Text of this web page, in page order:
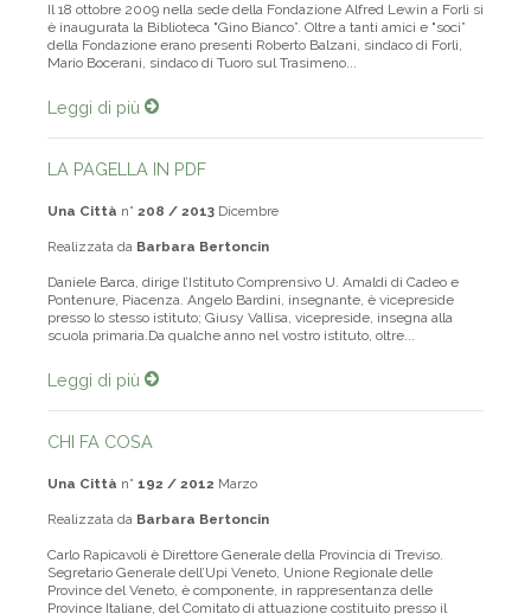
Il 18 ottobre 2009 nella sede della Fondazione Alfred Lewin a Forlì si
è inaugurata la Biblioteca "Gino Bianco”. Oltre a tanti amici e "soci”
della Fondazione erano presenti Roberto Balzani, sindaco di Forlì,
Mario Bocerani, sindaco di Tuoro sul Trasimeno...
Leggi di più
LA PAGELLA IN PDF
Una Città n° 208 / 2013 Dicembre
Realizzata da Barbara Bertoncin
Daniele Barca, dirige l’Istituto Comprensivo U. Amaldi di Cadeo e
Pontenure, Piacenza. Angelo Bardini, insegnante, è vicepreside
presso lo stesso istituto; Giusy Vallisa, vicepreside, insegna alla
scuola primaria.Da qualche anno nel vostro istituto, oltre...
Leggi di più
CHI FA COSA
Una Città n° 192 / 2012 Marzo
Realizzata da Barbara Bertoncin
Carlo Rapicavoli è Direttore Generale della Provincia di Treviso.
Segretario Generale dell’Upi Veneto, Unione Regionale delle
Province del Veneto, è componente, in rappresentanza delle
Province Italiane, del Comitato di attuazione costituito presso il